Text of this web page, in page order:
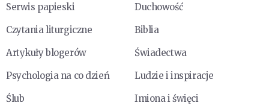
Serwis papieski
Duchowość
Czytania liturgiczne
Biblia
Artykuły blogerów
Świadectwa
Psychologia na co dzień
Ludzie i inspiracje
Ślub
Imiona i święci